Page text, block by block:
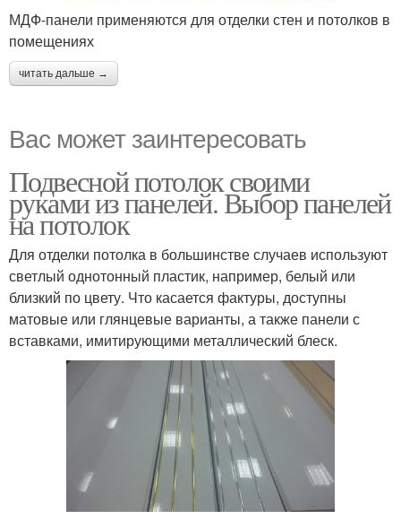
МДФ-панели применяются для отделки стен и потолков в
помещениях
читать дальше →
Вас может заинтересовать
Подвесной потолок своими
руками из панелей. Выбор панелей
на потолок
Для отделки потолка в большинстве случаев используют
светлый однотонный пластик, например, белый или
близкий по цвету. Что касается фактуры, доступны
матовые или глянцевые варианты, а также панели с
вставками, имитирующими металлический блеск.